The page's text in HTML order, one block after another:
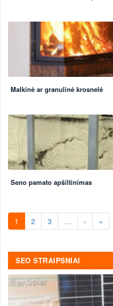
Malkinė ar granulinė krosnelė
Seno pamato apšiltinimas
1 2 3 … › »
SEO STRAIPSNIAI